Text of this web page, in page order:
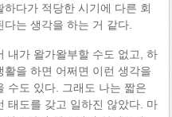
다가 적당한 시기에 다른 회
는 생각을 하는 거 같다.
내가 왈가왈부할 수도 없고, 하
을 하면 어쩌면 이런 생각을
수도 있다. 그래도 나는 짧은
태도를 갖고 일하진 않았다. 마